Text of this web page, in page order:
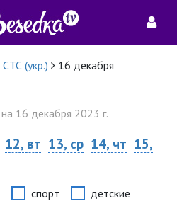
СТС (укр.)
16 декабря
на 16 декабря 2023 г.
12, вт 13, ср 14, чт 15,
спорт детские